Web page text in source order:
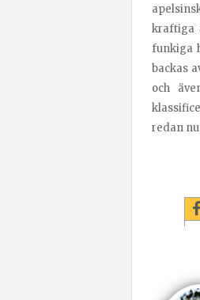
kraftiga
funkiga
backas
och
redan